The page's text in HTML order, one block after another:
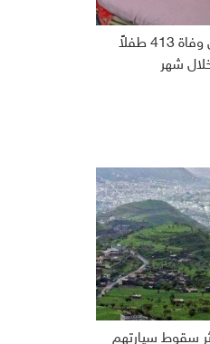
الصحة العالمية تعلن وفاة 413 طفلاً
شهر
سقوط سيارتهم